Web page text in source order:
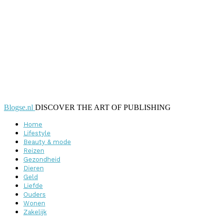
Blogse.nl DISCOVER THE ART OF PUBLISHING
Home
Lifestyle
Beauty & mode
Reizen
Gezondheid
Dieren
Geld
Liefde
Ouders
Wonen
Zakelijk